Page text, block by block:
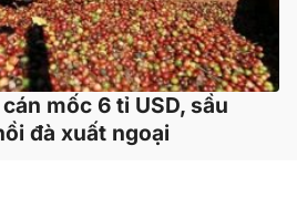
mốc 6 tỉ USD, sầu
đà xuất ngoại